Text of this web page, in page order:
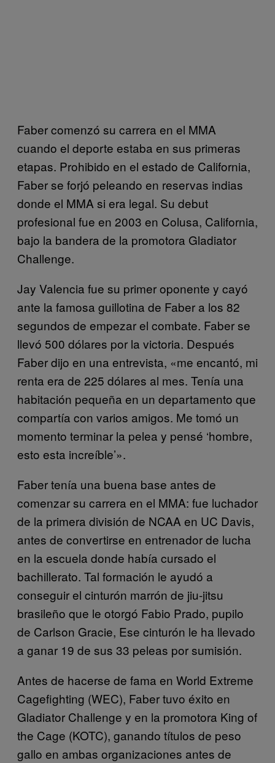
Faber comenzó su carrera en el MMA
cuando el deporte estaba en sus primeras
etapas. Prohibido en el estado de California,
Faber se forjó peleando en reservas indias
donde el MMA si era legal. Su debut
profesional fue en 2003 en Colusa, California,
bajo la bandera de la promotora Gladiator
Challenge.
Jay Valencia fue su primer oponente y cayó
ante la famosa guillotina de Faber a los 82
segundos de empezar el combate. Faber se
llevó 500 dólares por la victoria. Después
Faber dijo en una entrevista, «me encantó, mi
renta era de 225 dólares al mes. Tenía una
habitación pequeña en un departamento que
compartía con varios amigos. Me tomó un
momento terminar la pelea y pensé ‘hombre,
esto esta increíble’».
Faber tenía una buena base antes de
comenzar su carrera en el MMA: fue luchador
de la primera división de NCAA en UC Davis,
antes de convertirse en entrenador de lucha
en la escuela donde había cursado el
bachillerato. Tal formación le ayudó a
conseguir el cinturón marrón de jiu-jitsu
brasileño que le otorgó Fabio Prado, pupilo
de Carlson Gracie, Ese cinturón le ha llevado
a ganar 19 de sus 33 peleas por sumisión.
Antes de hacerse de fama en World Extreme
Cagefighting (WEC), Faber tuvo éxito en
Gladiator Challenge y en la promotora King of
the Cage (KOTC), ganando títulos de peso
gallo en ambas organizaciones antes de